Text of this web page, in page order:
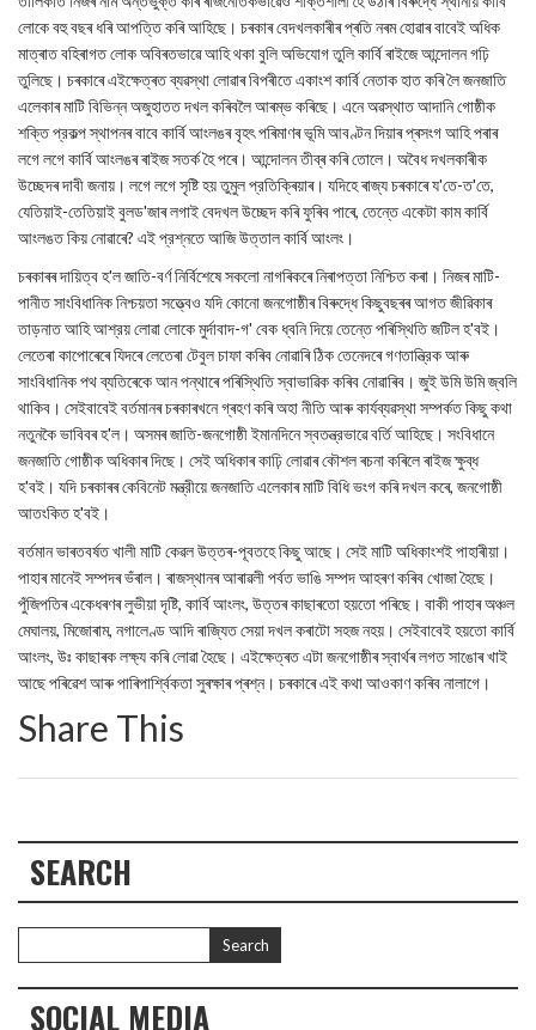
লোকে বহু বছৰ ধৰি আপত্তি কৰি আহিছে। চৰকাৰ বেদখলকাৰীৰ প্ৰতি নৰম হোৱাৰ বাবেই অধিক
মাত্ৰাত বহিৰাগত লোক অবিৰতভাৱে আহি থকা বুলি অভিযোগ তুলি কাৰ্বি ৰাইজে আন্দোলন গঢ়ি
তুলিছে। চৰকাৰে এইক্ষেত্ৰত ব্যৱস্থা লোৱাৰ বিপৰীতে একাংশ কার্বি নেতাক হাত কৰি লৈ জনজাতি
এলেকাৰ মাটি বিভিন্ন অজুহাতত দখল কৰিবলৈ আৰম্ভ কৰিছে। এনে অৱস্থাত আদানি গোষ্ঠীক
শক্তি প্রকল্প স্থাপনৰ বাবে কাৰ্বি আংলঙৰ বৃহৎ পৰিমাণৰ ভূমি আবণ্টন দিয়াৰ প্ৰসংগ আহি পৰাৰ
লগে লগে কাৰ্বি আংলঙৰ ৰাইজ সতর্ক হৈ পৰে। আন্দোলন তীব্ৰ কৰি তোলে। অবৈধ দখলকাৰীক
উচ্ছেদৰ দাবী জনায়। লগে লগে সৃষ্টি হয় তুমুল প্রতিক্ৰিয়াৰ। যদিহে ৰাজ্য চৰকাৰে য'তে-ত'তে,
যেতিয়াই-তেতিয়াই বুলড'জাৰ লগাই বেদখল উচ্ছেদ কৰি ফুৰিব পাৰে, তেন্তে একেটা কাম কার্বি
আংলঙত কিয় নোৱাৰে? এই প্রশ্নতে আজি উত্তাল কার্বি আংলং।
চৰকাৰৰ দায়িত্ব হ'ল জাতি-বর্ণ নির্বিশেষে সকলো নাগৰিকৰে নিৰাপত্তা নিশ্চিত কৰা। নিজৰ মাটি-
পানীত সাংবিধানিক নিশ্চয়তা সত্ত্বেও যদি কোনো জনগোষ্ঠীৰ বিৰুদ্ধে কিছুবছৰৰ আগত জীৱিকাৰ
তাড়নাত আহি আশ্রয় লোৱা লোকে মুর্দাবাদ-গ' বেক ধ্বনি দিয়ে তেন্তে পৰিস্থিতি জটিল হ'বই।
লেতেৰা কাপোৰেৰে যিদৰে লেতেৰা টেবুল চাফা কৰিব নোৱাৰি ঠিক তেনেদৰে গণতান্ত্রিক আৰু
সাংবিধানিক পথ ব্যতিৰেকে আন পন্থাৰে পৰিস্থিতি স্বাভাৱিক কৰিব নোৱাৰিব। জুই উমি উমি জ্বলি
থাকিব। সেইবাবেই বৰ্তমানৰ চৰকাৰখনে গ্ৰহণ কৰি অহা নীতি আৰু কাৰ্যব্যৱস্থা সম্পর্কত কিছু কথা
নতুনকৈ ভাবিবৰ হ'ল। অসমৰ জাতি-জনগোষ্ঠী ইমানদিনে স্বতন্ত্রভাৱে বর্তি আহিছে। সংবিধানে
জনজাতি গোষ্ঠীক অধিকাৰ দিছে। সেই অধিকাৰ কাঢ়ি লোৱাৰ কৌশল ৰচনা কৰিলে ৰাইজ ক্ষুব্ধ
হ'বই। যদি চৰকাৰৰ কেবিনেট মন্ত্রীয়ে জনজাতি এলেকাৰ মাটি বিধি ভংগ কৰি দখল কৰে, জনগোষ্ঠী
আতংকিত হ'বই।
বর্তমান ভাৰতবৰ্ষত খালী মাটি কেৱল উত্তৰ-পূবতহে কিছু আছে। সেই মাটি অধিকাংশই পাহাৰীয়া।
পাহাৰ মানেই সম্পদৰ ভঁৰাল। ৰাজস্থানৰ আৰাৱলী পৰ্বত ভাঙি সম্পদ আহৰণ কৰিব খোজা হৈছে।
পুঁজিপতিৰ একেধৰণৰ লুভীয়া দৃষ্টি, কাৰ্বি আংলং, উত্তৰ কাছাৰতো হয়তো পৰিছে। বাকী পাহাৰ অঞ্চল
মেঘালয়, মিজোৰাম, নগালেণ্ড আদি ৰাজ্যিত সেয়া দখল কৰাটো সহজ নহয়। সেইবাবেই হয়তো কার্বি
আংলং, উঃ কাছাৰক লক্ষ্য কৰি লোৱা হৈছে। এইক্ষেত্ৰত এটা জনগোষ্ঠীৰ স্বাৰ্থৰ লগত সাঙোৰ খাই
আছে পৰিৱেশ আৰু পাৰিপাৰ্শ্বিকতা সুৰক্ষাৰ প্ৰশ্ন। চৰকাৰে এই কথা আওকাণ কৰিব নালাগে।
Share This
SEARCH
SOCIAL MEDIA